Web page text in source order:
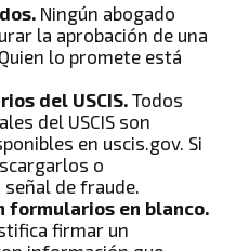
Ningún abogado
la aprobación de una
lo promete está
del USCIS. Todos
del USCIS son
en uscis.gov. Si
o
de fraude.
formularios en blanco.
firmar un